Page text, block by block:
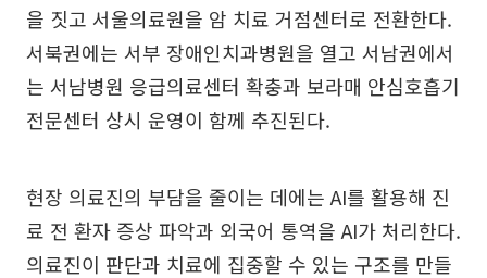
을 짓고 서울의료원을 암 치료 거점센터로 전환한다.
서북권에는 서부 장애인치과병원을 열고 서남권에서
는 서남병원 응급의료센터 확충과 보라매 안심호흡기
전문센터 상시 운영이 함께 추진된다.
현장 의료진의 부담을 줄이는 데에는 AI를 활용해 진
료 전 환자 증상 파악과 외국어 통역을 AI가 처리한다.
의료진이 판단과 치료에 집중할 수 있는 구조를 만들